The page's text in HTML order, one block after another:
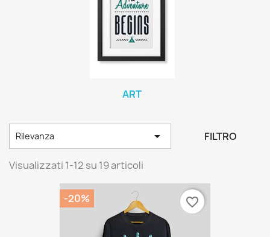
ART
Rilevanza  FILTRO
Visualizzati 1-12 su 19 articoli
-20% favorite_border